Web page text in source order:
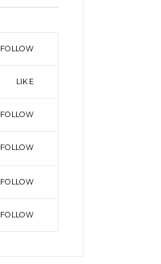
FOLLOW
LIKE
FOLLOW
FOLLOW
FOLLOW
FOLLOW